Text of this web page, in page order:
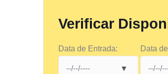
Verificar
Data de Entrada: Data